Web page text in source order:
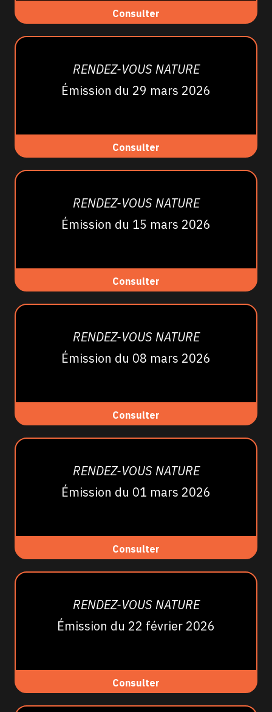
Consulter
RENDEZ-VOUS NATURE
Émission du 29 mars 2026
Consulter
RENDEZ-VOUS NATURE
Émission du 15 mars 2026
Consulter
RENDEZ-VOUS NATURE
Émission du 08 mars 2026
Consulter
RENDEZ-VOUS NATURE
Émission du 01 mars 2026
Consulter
RENDEZ-VOUS NATURE
Émission du 22 février 2026
Consulter